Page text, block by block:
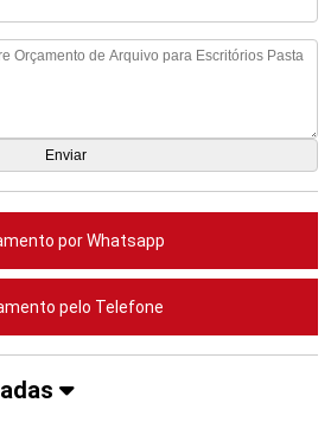
por Whatsapp
pelo Telefone